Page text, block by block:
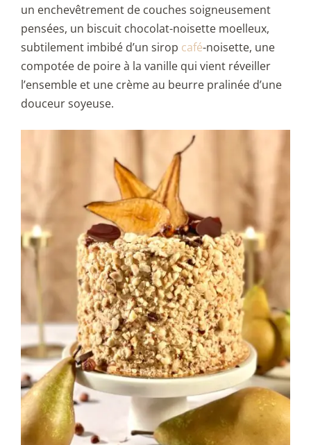
un enchevêtrement de couches soigneusement
pensées, un biscuit chocolat-noisette moelleux,
subtilement imbibé d’un sirop café-noisette, une
compotée de poire à la vanille qui vient réveiller
l’ensemble et une crème au beurre pralinée d’une
douceur soyeuse.